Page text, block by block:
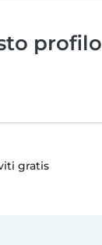
profilo
gratis